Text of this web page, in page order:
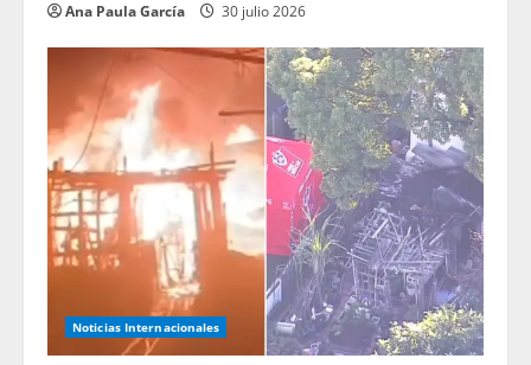
Ana Paula García 30 julio 2026
Noticias Internacionales